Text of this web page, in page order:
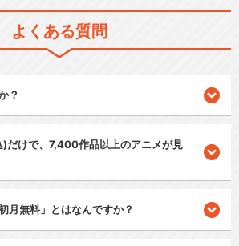
よくある質問
？
だけで、7,400作品以上のアニメが見
月無料」とはなんですか？